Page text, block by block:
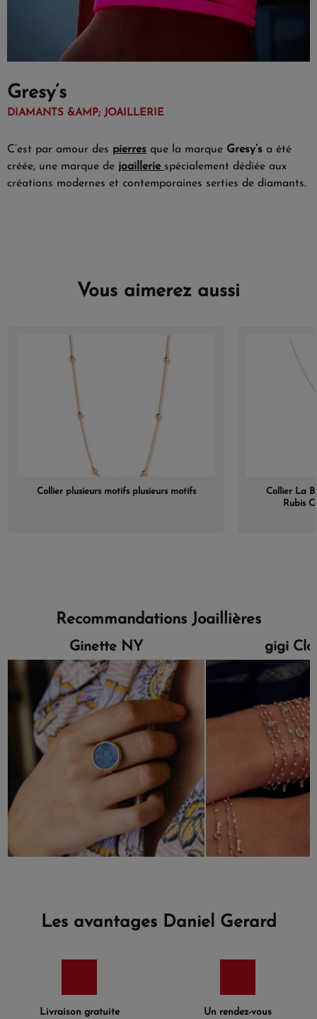
Gresy’s
DIAMANTS &AMP; JOAILLERIE
C’est par amour des pierres que la marque Gresy’s a été
créée, une marque de joaillerie spécialement dédiée aux
créations modernes et contemporaines serties de diamants.
Vous aimerez aussi
Collier plusieurs motifs plusieurs motifs
Collier La
Rubis
Recommandations Joaillières
Ginette NY gigi
Les avantages Daniel Gerard
Livraison gratuite
Un rendez-vous